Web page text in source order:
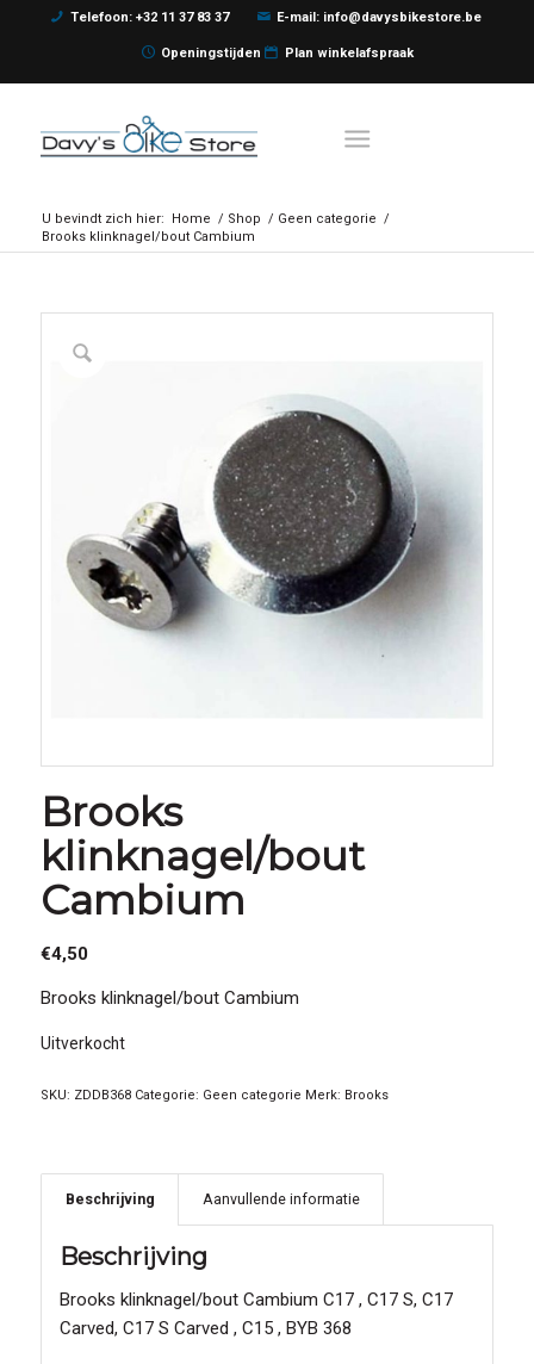
Telefoon: +32 11 37 83 37 E-mail: info@davysbikestore.be
Openingstijden Plan winkelafspraak
U bevindt zich hier: Home / Shop / Geen categorie /
Brooks klinknagel/bout Cambium
Brooks
klinknagel/bout
Cambium
€4,50
Brooks klinknagel/bout Cambium
Uitverkocht
SKU: ZDDB368 Categorie: Geen categorie Merk: Brooks
Beschrijving Aanvullende informatie
Beschrijving
Brooks klinknagel/bout Cambium C17 , C17 S, C17
Carved, C17 S Carved , C15 , BYB 368